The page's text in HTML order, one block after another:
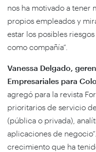
nos ha motivado a tener
propios empleados y
estar los posibles
como compañía”.
Vanessa Delgado,
Empresariales para
agregó para la revista
prioritarios de servicio
(pública o privada),
aplicaciones de
crecimiento que ha